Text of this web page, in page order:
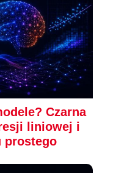
Czarna
liniowej i
prostego